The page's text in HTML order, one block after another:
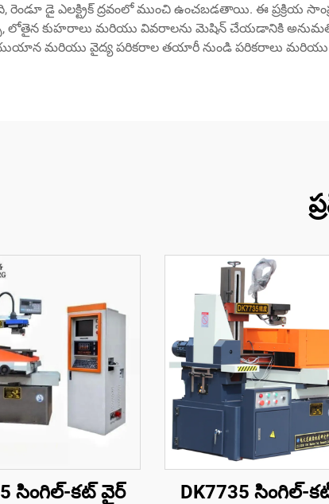
రెండూ డై ఎలక్ట్రిక్ ద్రవంలో ముంచి ఉంచబడతాయి. ఈ ప్రక్రియ
లోతైన కుహరాలు మరియు వివరాలను మెషిన్ చేయడానికి
మరియు వైద్య పరికరాల తయారీ నుండి పరికరాలు మరియు
సింగిల్-కట్ వైర్
DK7735 సింగిల్-